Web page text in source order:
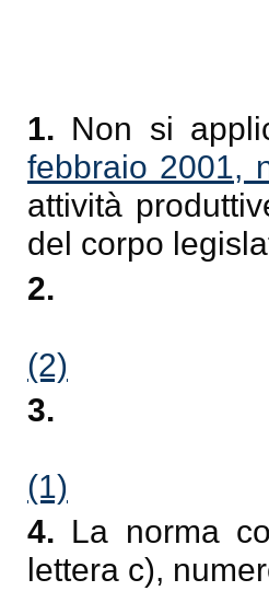
1. Non si
febbraio 2001,
attività
del corpo
2.
(2)
3.
(1)
4. La norma
lettera c),